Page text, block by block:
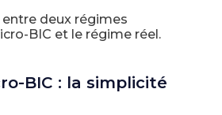
deux régimes
BIC et le régime réel.
BIC : la simplicité